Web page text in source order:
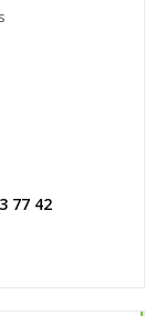
77 42